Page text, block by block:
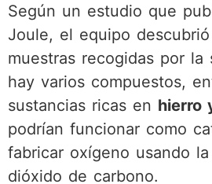
Según un estudio que
Joule, el equipo
muestras recogidas por la
hay varios compuestos,
sustancias ricas en hierro
podrían funcionar como
fabricar oxígeno usando
dióxido de carbono.